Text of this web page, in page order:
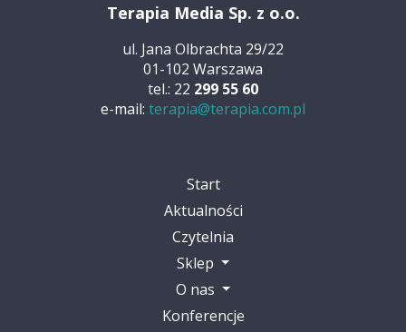
Terapia Media Sp. z o.o.
ul. Jana Olbrachta 29/22
01-102 Warszawa
tel.: 22 299 55 60
e-mail: terapia@terapia.com.pl
Start
Aktualności
Czytelnia
Sklep
O nas
Konferencje